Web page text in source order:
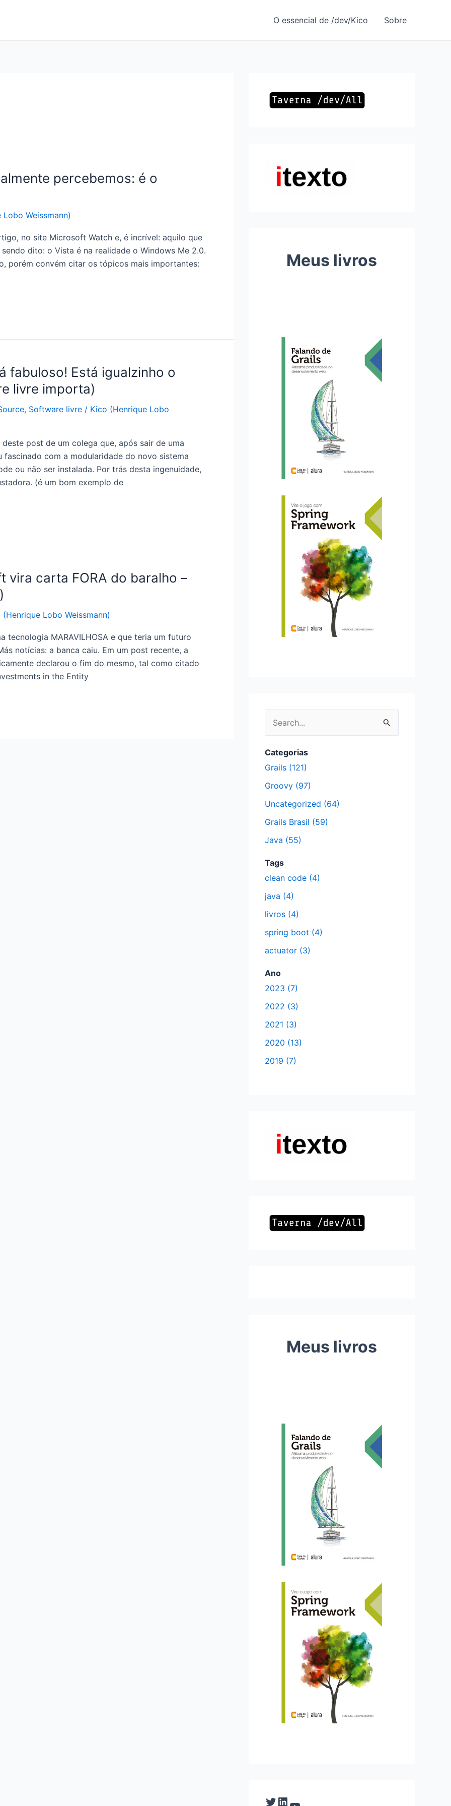
O essencial de /dev/Kico Sobre
percebemos: é o
Weissmann)
no site Microsoft Watch e, é incrível: aquilo que
dito: o Vista é na realidade o Windows Me 2.0.
porém convém citar os tópicos mais importantes:
fabuloso! Está igualzinho o
livre importa)
, Software livre / Kico (Henrique Lobo
post de um colega que, após sair de uma
com a modularidade do novo sistema
ou não ser instalada. Por trás desta ingenuidade,
(é um bom exemplo de
vira carta FORA do baralho –
(Henrique Lobo Weissmann)
tecnologia MARAVILHOSA e que teria um futuro
notícias: a banca caiu. Em um post recente, a
declarou o fim do mesmo, tal como citado
in the Entity
Meus livros
e
s
q
u
r
p
o
r
:
Categorias
Grails (121)
Groovy (97)
Uncategorized (64)
Grails Brasil (59)
Java (55)
Tags
clean code (4)
java (4)
livros (4)
spring boot (4)
actuator (3)
Ano
2023 (7)
2022 (3)
2021 (3)
2020 (13)
2019 (7)
Meus livros
Twitter LinkedIn